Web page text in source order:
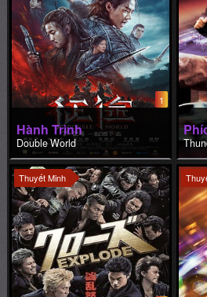
1
Hành Trình
Double World
Thuyết Minh